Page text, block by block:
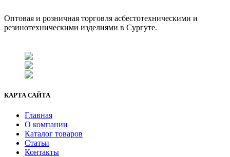
Оптовая и розничная торговля асбестотехническими и
резинотехническими изделиями в Сургуте.
КАРТА САЙТА
Главная
О компании
Каталог товаров
Статьи
Контакты